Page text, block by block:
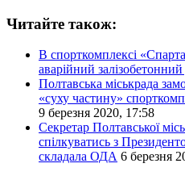
Читайте також:
В спорткомплексі
аварійний
Полтавська міськрада
«суху частину»
9 березня 2020, 17:58
Секретар Полтавської
спілкуватись з
складала ОДА 6 березня